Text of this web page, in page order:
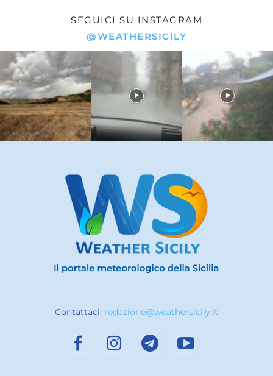
SEGUICI SU INSTAGRAM
@WEATHERSICILY
Contattaci: redazione@weathersicily.it